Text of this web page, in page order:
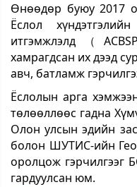
Өнөөдөр буюу 2017
Ёслол
итгэмжлэлд（
хамрагдсан их дээд
авч, батламж
Ёслолын арга
төлөөллөөс гадна
Олон улсын эдийн
болон ШУТИС-ийн
оролцож гэрчилгээг
гардуулсан юм.